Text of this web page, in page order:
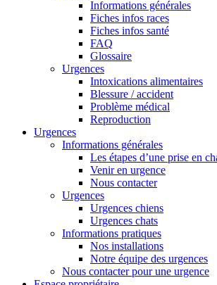
Informations générales
Fiches infos races
Fiches infos santé
FAQ
Glossaire
Urgences
Intoxications alimentaires
Blessure / accident
Problème médical
Reproduction
Urgences
Informations générales
Les étapes d’une prise en
Venir en urgence
Nous contacter
Urgences
Urgences chiens
Urgences chats
Informations pratiques
Nos installations
Notre équipe des urgences
Nous contacter pour une urgence